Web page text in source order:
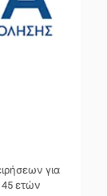
για
ετών